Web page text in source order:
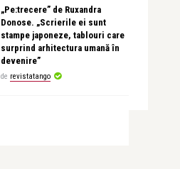
„Pe:trecere” de Ruxandra
Donose. „Scrierile ei sunt
stampe japoneze, tablouri care
surprind arhitectura umană în
devenire”
de revistatango